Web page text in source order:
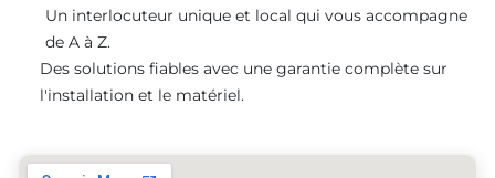
Un interlocuteur unique et local qui vous accompagne
de A à Z.
Des solutions fiables avec une garantie complète sur
l'installation et le matériel.